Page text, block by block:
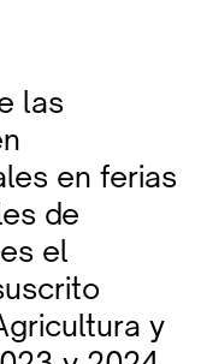
las
en ferias
de
el
y